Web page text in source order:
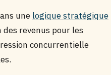
une logique stratégique
revenus pour les
concurrentielle